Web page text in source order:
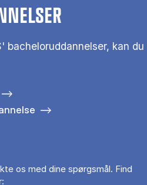
bacheloruddannelser, kan du
os med dine spørgsmål. Find